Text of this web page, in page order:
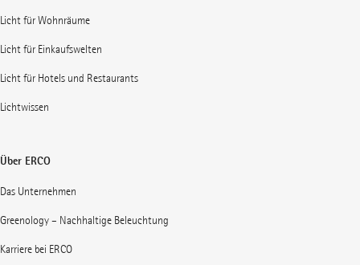
Licht für Wohnräume
Licht für Einkaufswelten
Licht für Hotels und Restaurants
Lichtwissen
Über ERCO
Das Unternehmen
Greenology – Nachhaltige Beleuchtung
Karriere bei ERCO